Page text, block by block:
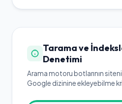
Tarama ve
Denetimi
Arama motoru botlarının
Google dizinine ekleyebilme